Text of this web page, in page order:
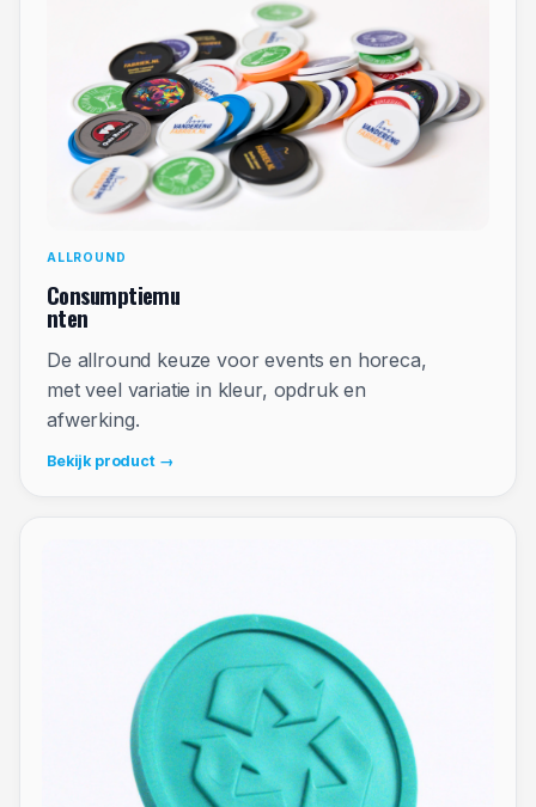
ALLROUND
Consumptiemu
nten
De allround keuze voor events en horeca,
met veel variatie in kleur, opdruk en
afwerking.
Bekijk product